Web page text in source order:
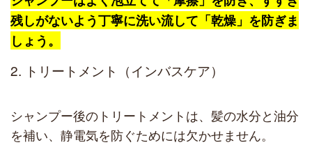
残しがないよう丁寧に洗い流して「乾燥」を防ぎま
しょう。
2. トリートメント（インバスケア）
シャンプー後のトリートメントは、髪の水分と油分
を補い、静電気を防ぐためには欠かせません。